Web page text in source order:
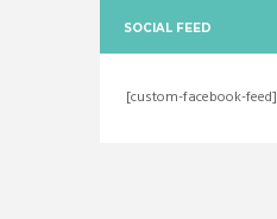
SOCIAL FEED
[custom-facebook-feed]